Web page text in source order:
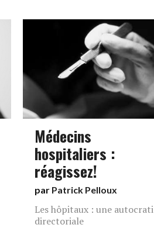
Médecins
hospitaliers :
réagissez!
par Patrick Pelloux
Les hôpitaux : une
directoriale